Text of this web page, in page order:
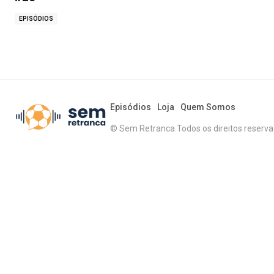
EPISÓDIOS
Episódios Loja Quem Somos
© Sem Retranca Todos os direitos